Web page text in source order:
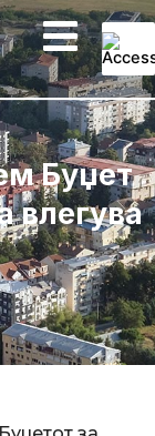
Буџет
влегува